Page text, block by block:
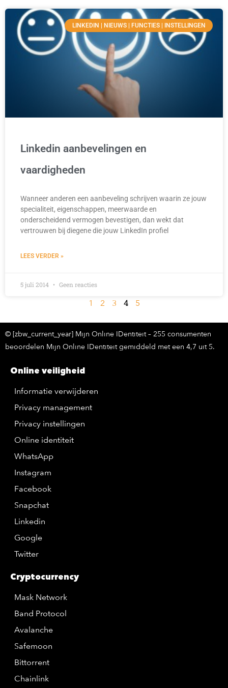
LINKEDIN | NIEUWS | FUNCTIES | INSTELLINGEN
Linkedin aanbevelingen en
vaardigheden
Wanneer anderen een aanbeveling schrijven waarin ze jouw
specialiteit, eigenschappen, meerwaarde en
onderscheidend vermogen bevestigen, dan wekt dat
vertrouwen bij diegene die jouw LinkedIn profiel
LEES VERDER »
5 juli 2014 Geen reacties
1 2 3 4 5
© [zbw_current_year] Mijn Online IDentiteit – 255 consumenten
beoordelen Mijn Online IDentiteit gemiddeld met een 4,7 uit 5.
Online veiligheid
Informatie verwijderen
Privacy management
Privacy instellingen
Online identiteit
WhatsApp
Instagram
Facebook
Snapchat
Linkedin
Google
Twitter
Cryptocurrency
Mask Network
Band Protocol
Avalanche
Safemoon
Bittorrent
Chainlink